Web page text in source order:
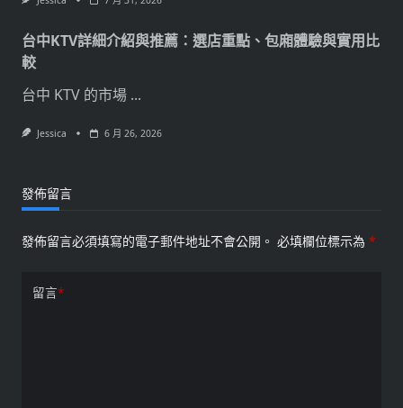
台中KTV詳細介紹與推薦：選店重點、包廂體驗與實用比
較
台中 KTV 的市場 ...
Jessica 6 月 26, 2026
發佈留言
發佈留言必須填寫的電子郵件地址不會公開。 必填欄位標示為 *
留言*